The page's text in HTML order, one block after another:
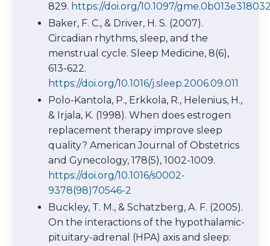
829. https://doi.org/10.1097/
Baker, F. C., & Driver, H. S. (2007).
Circadian rhythms, sleep, and the
menstrual cycle. Sleep Medicine, 8(6),
613-622.
https://doi.org/10.1016/j.sleep.2006.09.011
Polo-Kantola, P., Erkkola, R., Helenius, H.,
& Irjala, K. (1998). When does estrogen
replacement therapy improve sleep
quality? American Journal of Obstetrics
and Gynecology, 178(5), 1002-1009.
https://doi.org/10.1016/s0002-
9378(98)70546-2
Buckley, T. M., & Schatzberg, A. F. (2005).
On the interactions of the hypothalamic-
pituitary-adrenal (HPA) axis and sleep: